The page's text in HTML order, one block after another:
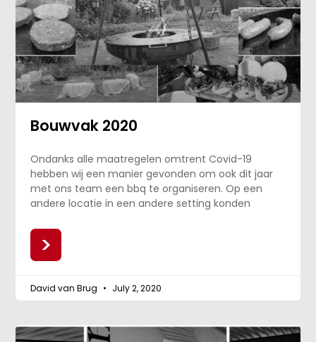
Bouwvak 2020
Ondanks alle maatregelen omtrent Covid-19
hebben wij een manier gevonden om ook dit jaar
met ons team een bbq te organiseren. Op een
andere locatie in een andere setting konden
>
David van Brug July 2, 2020